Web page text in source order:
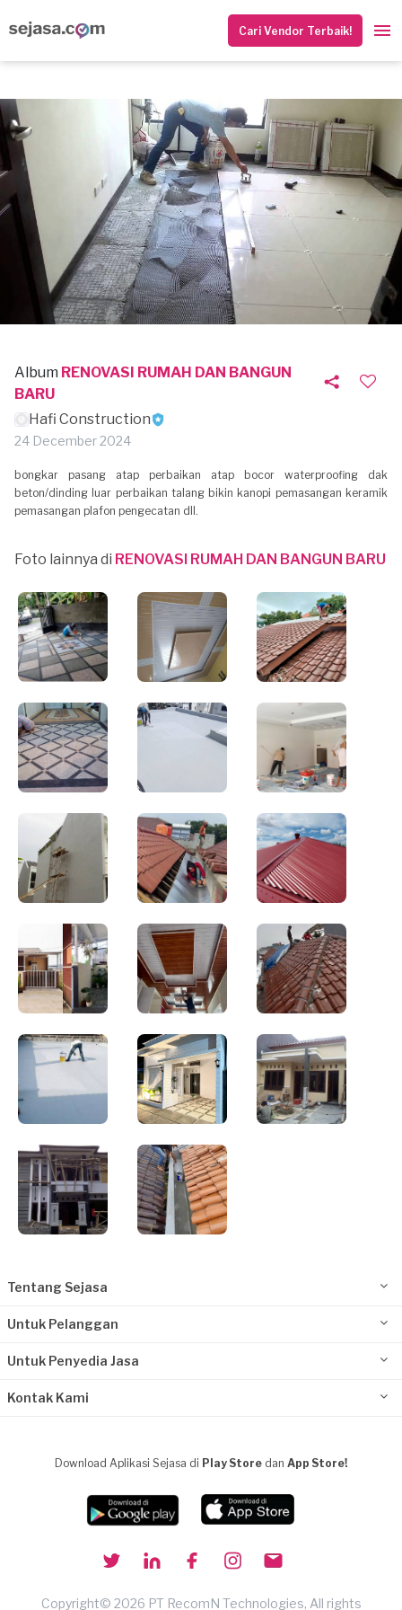
Cari Vendor Terbaik!
Album RENOVASI RUMAH DAN BANGUN
BARU
Hafi Construction
24 December 2024
bongkar pasang atap perbaikan atap bocor waterproofing dak
beton/dinding luar perbaikan talang bikin kanopi pemasangan keramik
pemasangan plafon pengecatan dll.
Foto lainnya di RENOVASI RUMAH DAN BANGUN BARU
Tentang Sejasa
Untuk Pelanggan
Untuk Penyedia Jasa
Kontak Kami
Download Aplikasi Sejasa di Play Store dan App Store!
Copyright© 2026 PT RecomN Technologies, All rights